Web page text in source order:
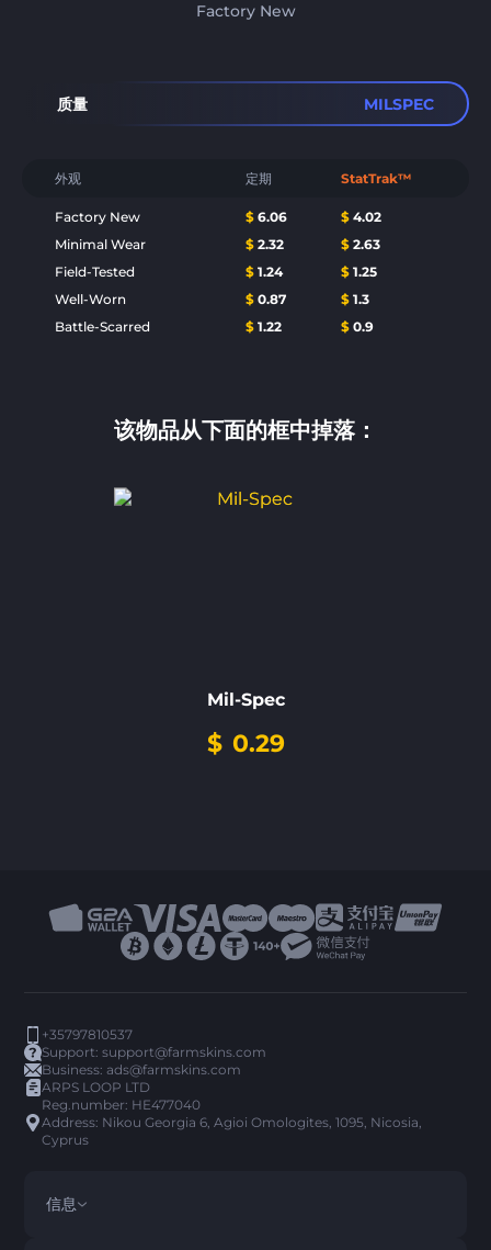
Factory New
质量 MILSPEC
外观 定期 StatTrak™
Factory New $ 6.06 $ 4.02
Minimal Wear
$ 2.32 $ 2.63
Field-Tested
$ 1.24 $ 1.25
Well-Worn
$ 0.87 $ 1.3
Battle-Scarred
$ 1.22 $ 0.9
该物品从下面的框中掉落：
Mil-Spec
$ 0.29
+35797810537
Support:support@farmskins.com
Business:ads@farmskins.com
ARPS LOOP LTD
Reg.number: HE477040
Address: Nikou Georgia 6, Agioi Omologites, 1095, Nicosia,
Cyprus
信息